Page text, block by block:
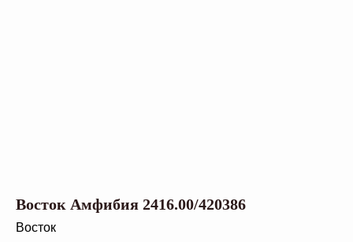
Восток Амфибия 2416.00/420386
Восток